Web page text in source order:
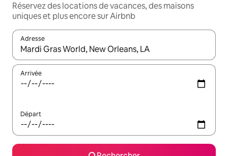
Réservez des locations de vacances, des maisons
uniques et plus encore sur Airbnb
Adresse
Lorsque les résultats s'affichent, utilisez les flèches vers le
Arrivée
Départ